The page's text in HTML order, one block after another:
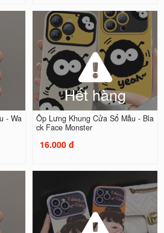
- Wa
Hết hàng
Ốp Lưng Khung Cửa Sổ Mẫu - Bla
ck Face Monster
16.000 đ